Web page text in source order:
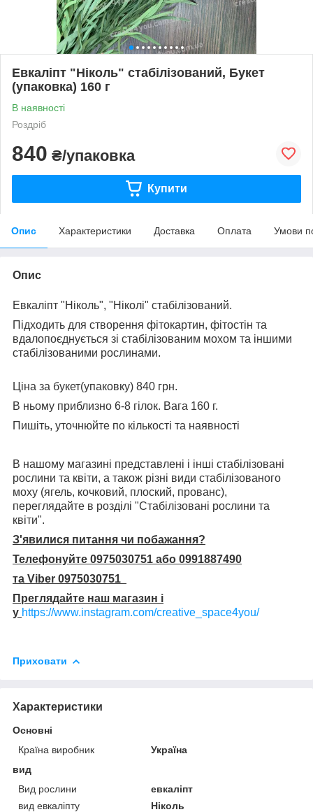
Евкаліпт "Ніколь" стабілізований, Букет
(упаковка) 160 г
В наявності
Роздріб
840 ₴/упаковка
Купити
Опис Характеристики Доставка Оплата Умови
Опис
Евкаліпт "Ніколь", "Ніколі" стабілізований.
Підходить для створення фітокартин, фітостін та
вдалопоєднується зі стабілізованим мохом та іншими
стабілізованими рослинами.
Ціна за букет(упаковку) 840 грн.
В ньому приблизно 6-8 гілок. Вага 160 г.
Пишіть, уточнюйте по кількості та наявності
В нашому магазині представлені і інші стабілізовані
рослини та квіти, а також різні види стабілізованого
моху (ягель, кочковий, плоский, прованс),
переглядайте в розділі "Стабілізовані рослини та
квіти".
З'явилися питання чи побажання?
Телефонуйте 0975030751 або 0991887490
та Viber 0975030751
Преглядайте наш магазин і
у https://www.instagram.com/creative_space4you/
Приховати
Характеристики
Основні
Країна виробник
Україна
вид
Вид рослини
евкаліпт
вид евкаліпту
Ніколь